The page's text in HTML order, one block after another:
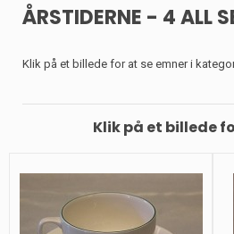
ÅRSTIDERNE - 4 ALL
Klik på et billede for at se emner i
Klik på et billede